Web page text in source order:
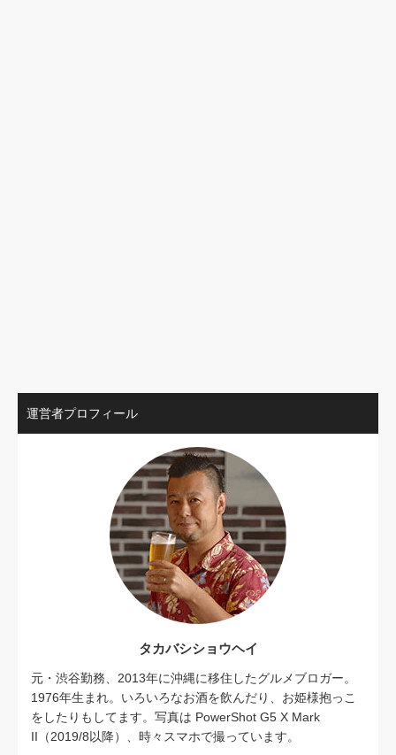
運営者プロフィール
タカバシショウヘイ
元・渋谷勤務、2013年に沖縄に移住したグルメブロガー。
1976年生まれ。いろいろなお酒を飲んだり、お姫様抱っこ
をしたりもしてます。写真は PowerShot G5 X Mark
II（2019/8以降）、時々スマホで撮っています。